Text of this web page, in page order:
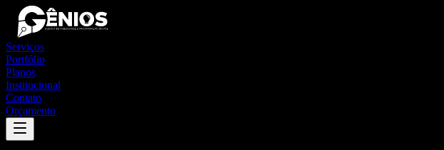
Serviços
Portfólio
Planos
Institucional
Contato
Orçamento